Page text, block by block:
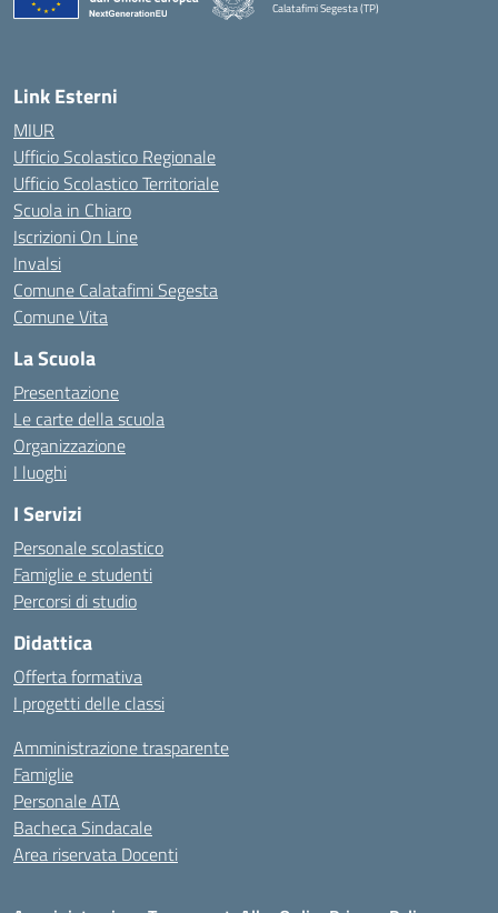
Calatafimi Segesta (TP)
— Visita la pagina iniziale della scuola
Link Esterni
MIUR
Ufficio Scolastico Regionale
Ufficio Scolastico Territoriale
Scuola in Chiaro
Iscrizioni On Line
Invalsi
Comune Calatafimi Segesta
Comune Vita
La Scuola
Presentazione
Le carte della scuola
Organizzazione
I luoghi
I Servizi
Personale scolastico
Famiglie e studenti
Percorsi di studio
Didattica
Offerta formativa
I progetti delle classi
Amministrazione trasparente
Famiglie
Personale ATA
Bacheca Sindacale
Area riservata Docenti